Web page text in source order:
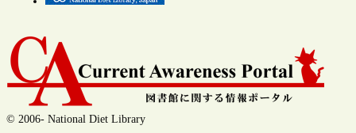
© 2006- National Diet Library